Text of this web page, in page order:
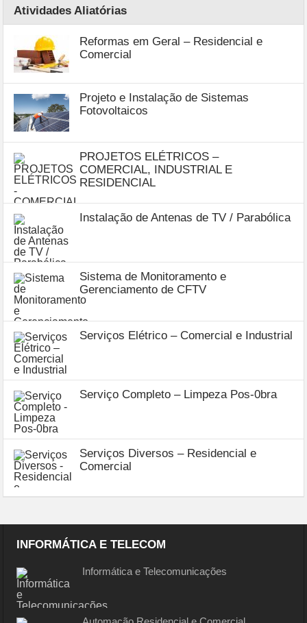
Atividades Aliatórias
Reformas em Geral – Residencial e
Comercial
Projeto e Instalação de Sistemas
Fotovoltaicos
PROJETOS ELÉTRICOS –
COMERCIAL, INDUSTRIAL E
RESIDENCIAL
Instalação de Antenas de TV / Parabólica
Sistema de Monitoramento e
Gerenciamento de CFTV
Serviços Elétrico – Comercial e Industrial
Serviço Completo – Limpeza Pos-0bra
Serviços Diversos – Residencial e
Comercial
INFORMÁTICA E TELECOM
Informática e Telecomunicações